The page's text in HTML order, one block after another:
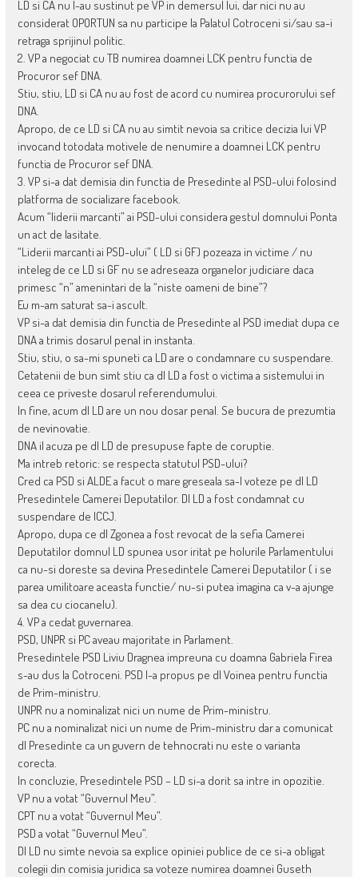
LD si CA nu l-au sustinut pe VP in demersul lui, dar nici nu au
considerat OPORTUN sa nu participe la Palatul Cotroceni si/sau sa-i
retraga sprijinul politic.
2. VP a negociat cu TB numirea doamnei LCK pentru functia de
Procuror sef DNA.
Stiu, stiu, LD si CA nu au fost de acord cu numirea procurorului sef
DNA.
Apropo, de ce LD si CA nu au simtit nevoia sa critice decizia lui VP
invocand totodata motivele de nenumire a doamnei LCK pentru
functia de Procuror sef DNA.
3. VP si-a dat demisia din functia de Presedinte al PSD-ului folosind
platforma de socializare facebook.
Acum “liderii marcanti” ai PSD-ului considera gestul domnului Ponta
un act de lasitate.
“Liderii marcanti ai PSD-ului” ( LD si GF) pozeaza in victime / nu
inteleg de ce LD si GF nu se adreseaza organelor judiciare daca
primesc “n” amenintari de la “niste oameni de bine”?
Eu m-am saturat sa-i ascult.
VP si-a dat demisia din functia de Presedinte al PSD imediat dupa ce
DNA a trimis dosarul penal in instanta.
Stiu, stiu, o sa-mi spuneti ca LD are o condamnare cu suspendare.
Cetatenii de bun simt stiu ca dl LD a fost o victima a sistemului in
ceea ce priveste dosarul referendumului.
In fine, acum dl LD are un nou dosar penal. Se bucura de prezumtia
de nevinovatie.
DNA il acuza pe dl LD de presupuse fapte de coruptie.
Ma intreb retoric: se respecta statutul PSD-ului?
Cred ca PSD si ALDE a facut o mare greseala sa-l voteze pe dl LD
Presedintele Camerei Deputatilor. Dl LD a fost condamnat cu
suspendare de ICCJ.
Apropo, dupa ce dl Zgonea a fost revocat de la sefia Camerei
Deputatilor domnul LD spunea usor iritat pe holurile Parlamentului
ca nu-si doreste sa devina Presedintele Camerei Deputatilor ( i se
parea umilitoare aceasta functie/ nu-si putea imagina ca v-a ajunge
sa dea cu ciocanelu).
4. VP a cedat guvernarea.
PSD, UNPR si PC aveau majoritate in Parlament.
Presedintele PSD Liviu Dragnea impreuna cu doamna Gabriela Firea
s-au dus la Cotroceni. PSD l-a propus pe dl Voinea pentru functia
de Prim-ministru.
UNPR nu a nominalizat nici un nume de Prim-ministru.
PC nu a nominalizat nici un nume de Prim-ministru dar a comunicat
dl Presedinte ca un guvern de tehnocrati nu este o varianta
corecta.
In concluzie, Presedintele PSD – LD si-a dorit sa intre in opozitie.
VP nu a votat “Guvernul Meu”.
CPT nu a votat “Guvernul Meu”.
PSD a votat “Guvernul Meu”.
Dl LD nu simte nevoia sa explice opiniei publice de ce si-a obligat
colegii din comisia juridica sa voteze numirea doamnei Guseth